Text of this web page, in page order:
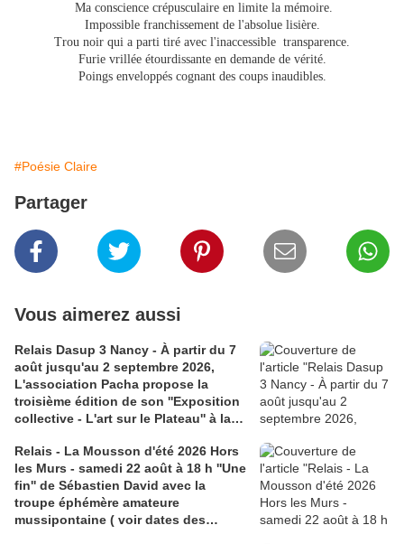
Ma conscience crépusculaire en limite la mémoire.
Impossible franchissement de l'absolue lisière.
Trou noir qui a parti tiré avec l'inaccessible transparence.
Furie vrillée étourdissante en demande de vérité.
Poings enveloppés cognant des coups inaudibles.
#Poésie Claire
Partager
Vous aimerez aussi
Relais Dasup 3 Nancy - À partir du 7
août jusqu'au 2 septembre 2026,
L'association Pacha propose la
troisième édition de son ''Exposition
collective - L'art sur le Plateau'' à la
avenue Pinchard
Relais - La Mousson d'été 2026 Hors
les Murs - samedi 22 août à 18 h ''Une
fin'' de Sébastien David avec la
troupe éphémère amateure
mussipontaine ( voir dates des